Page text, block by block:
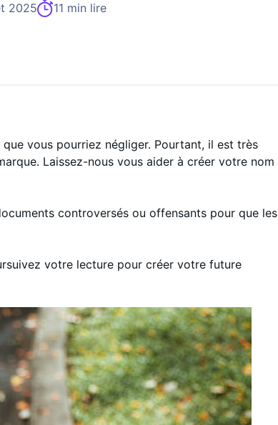
2025 11 min lire
vous pourriez négliger. Pourtant, il est très
Laissez-nous vous aider à créer votre nom
controversés ou offensants pour que les
votre lecture pour créer votre future